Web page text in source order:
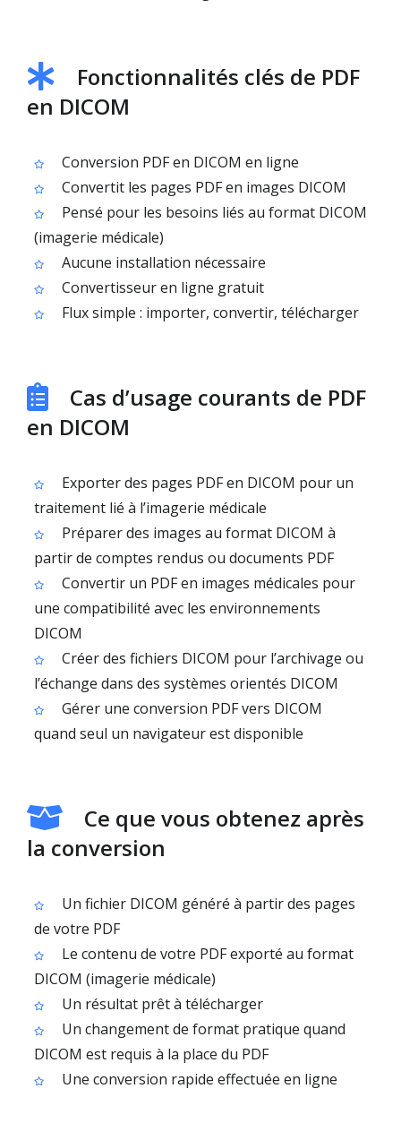
Fonctionnalités clés de PDF
en DICOM
Conversion PDF en DICOM en ligne
Convertit les pages PDF en images DICOM
Pensé pour les besoins liés au format DICOM
(imagerie médicale)
Aucune installation nécessaire
Convertisseur en ligne gratuit
Flux simple : importer, convertir, télécharger
Cas d’usage courants de PDF
en DICOM
Exporter des pages PDF en DICOM pour un
traitement lié à l’imagerie médicale
Préparer des images au format DICOM à
partir de comptes rendus ou documents PDF
Convertir un PDF en images médicales pour
une compatibilité avec les environnements
DICOM
Créer des fichiers DICOM pour l’archivage ou
l’échange dans des systèmes orientés DICOM
Gérer une conversion PDF vers DICOM
quand seul un navigateur est disponible
Ce que vous obtenez après
la conversion
Un fichier DICOM généré à partir des pages
de votre PDF
Le contenu de votre PDF exporté au format
DICOM (imagerie médicale)
Un résultat prêt à télécharger
Un changement de format pratique quand
DICOM est requis à la place du PDF
Une conversion rapide effectuée en ligne